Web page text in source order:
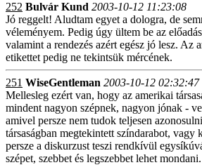
252 Bulvár Kund 2003-10-12 11:23:08
Jó reggelt! Aludtam egyet a dologra, de
véleményem. Pedig úgy ültem be az
valamint a rendezés azért egész jó lesz. Az
etikettet pedig ne tekintsük mércének.
251 WiseGentleman 2003-10-12 02:32:47
Mellesleg ezért van, hogy az amerikai
mindent nagyon szépnek, nagyon jónak -
amivel persze nem tudok teljesen
társaságban megtekintett színdarabot, vagy
persze a diskurzust teszi rendkívül
szépet, szebbet és legszebbet lehet mondani.